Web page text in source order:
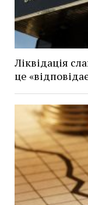
Ліквідація
це